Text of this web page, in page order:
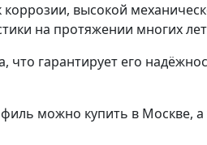
высокой
на протяжении многих
гарантирует его
можно купить в Москве,